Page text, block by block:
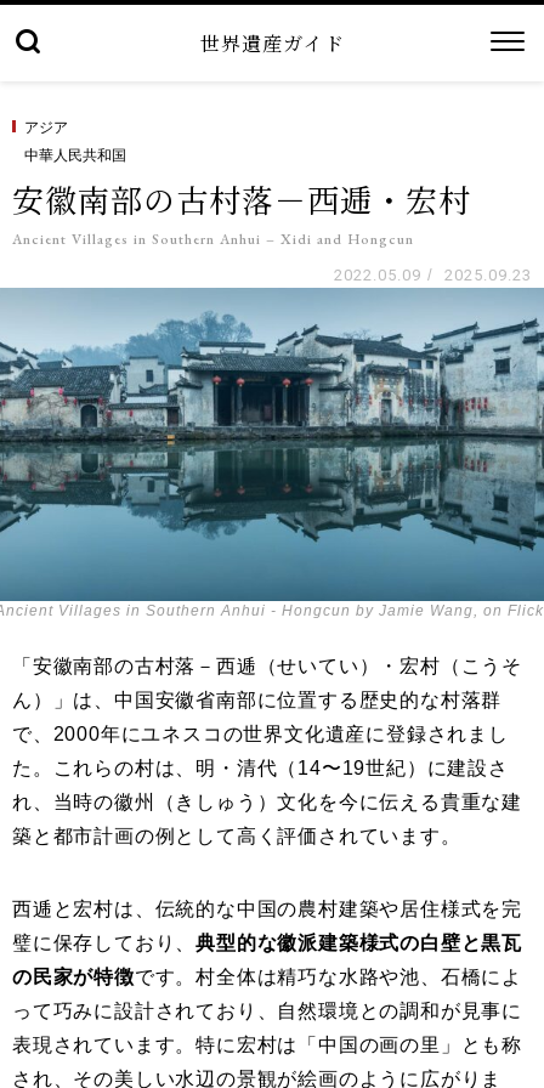
世界遺産ガイド
アジア
中華人民共和国
安徽南部の古村落－西逓・宏村
Ancient Villages in Southern Anhui – Xidi and Hongcun
2022.05.09 / 2025.09.23
Villages in Southern Anhui - Hongcun by Jamie Wang, on
「安徽南部の古村落－西逓（せいてい）・宏村（こうそ
ん）」は、中国安徽省南部に位置する歴史的な村落群
で、2000年にユネスコの世界文化遺産に登録されまし
た。これらの村は、明・清代（14〜19世紀）に建設さ
れ、当時の徽州（きしゅう）文化を今に伝える貴重な建
築と都市計画の例として高く評価されています。
西逓と宏村は、伝統的な中国の農村建築や居住様式を完
璧に保存しており、典型的な徽派建築様式の白壁と黒瓦
の民家が特徴です。村全体は精巧な水路や池、石橋によ
って巧みに設計されており、自然環境との調和が見事に
表現されています。特に宏村は「中国の画の里」とも称
され、その美しい水辺の景観が絵画のように広がりま